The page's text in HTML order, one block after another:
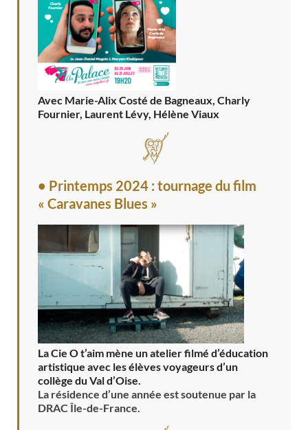
Avec Marie-Alix Costé de Bagneaux, Charly
Fournier, Laurent Lévy, Hélène Viaux
• Printemps 2024 : tournage du film
« Caravanes Blues »
La Cie O t’aim mène un atelier filmé d’éducation
artistique avec les élèves voyageurs d’un
collège du Val d’Oise.
La résidence d’une année est soutenue par la
DRAC Île-de-France.